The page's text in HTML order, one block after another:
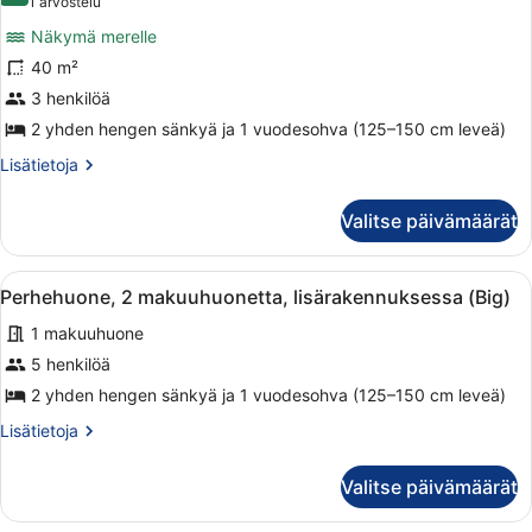
Building)
Sviitti,
merinäköala
kuvat
arvostelu)
Näkymä merelle
40 m²
3 henkilöä
2 yhden hengen sänkyä ja 1 vuodesohva (125–150 cm leveä)
Lisätietoja
Lisätietoja
Valitse päivämäärät
Avaa
kaikki
huonetyypin
Perhehuone,
2
makuuhuonetta,
lisärakennuksessa
kuvat
Tilava olohuone, jossa on puinen
2
Perhehuone, 2 makuuhuonetta, lisärakennuksessa (Big)
1 makuuhuone
5 henkilöä
2 yhden hengen sänkyä ja 1 vuodesohva (125–150 cm leveä)
Lisätietoja
Lisätietoja
makuuhuonetta,
Valitse päivämäärät